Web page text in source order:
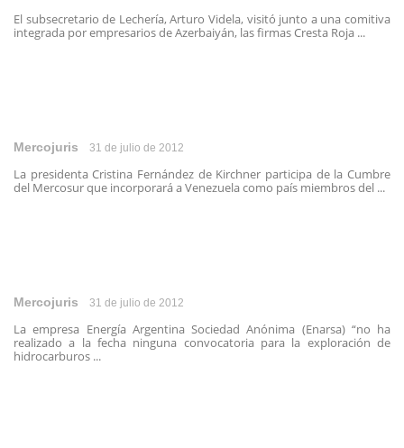
El subsecretario de Lechería, Arturo Videla, visitó junto a una comitiva
integrada por empresarios de Azerbaiyán, las firmas Cresta Roja ...
Mercojuris 31 de julio de 2012
La presidenta Cristina Fernández de Kirchner participa de la Cumbre
del Mercosur que incorporará a Venezuela como país miembros del ...
Mercojuris 31 de julio de 2012
La empresa Energía Argentina Sociedad Anónima (Enarsa) “no ha
realizado a la fecha ninguna convocatoria para la exploración de
hidrocarburos ...